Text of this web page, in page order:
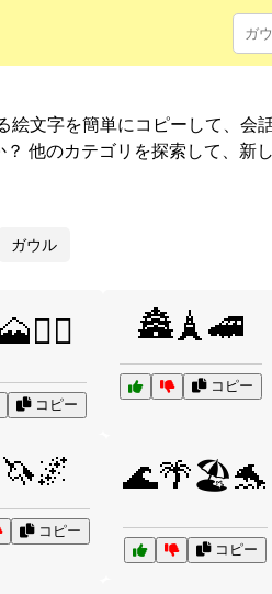
絵文字を簡単にコピーして、会
他のカテゴリを探索して、新
ガウル
コピー
🏯🗼🚄
コピー
コピー
🌊🌴🏖️🐬
コピー